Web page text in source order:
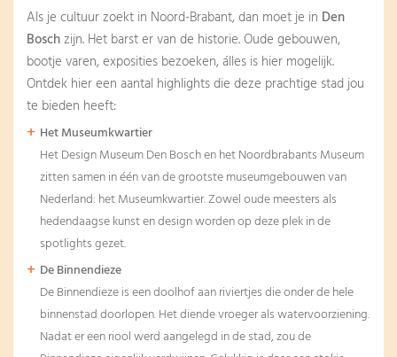
Als je cultuur zoekt in Noord-Brabant, dan moet je in Den
Boschzijn. Het barst er van de historie. Oude gebouwen,
bootje varen, exposities bezoeken, álles is hier mogelijk.
Ontdek hier een aantal highlights die deze prachtige stad jou
te bieden heeft:
Het Museumkwartier
Het Design Museum Den Bosch en het Noordbrabants Museum
zitten samen in één van de grootste museumgebouwen van
Nederland: het Museumkwartier. Zowel oude meesters als
hedendaagse kunst en design worden op deze plek in de
spotlights gezet.
De Binnendieze
De Binnendieze is een doolhof aan riviertjes die onder de hele
binnenstad doorlopen. Het diende vroeger als watervoorziening.
Nadat er een riool werd aangelegd in de stad, zou de